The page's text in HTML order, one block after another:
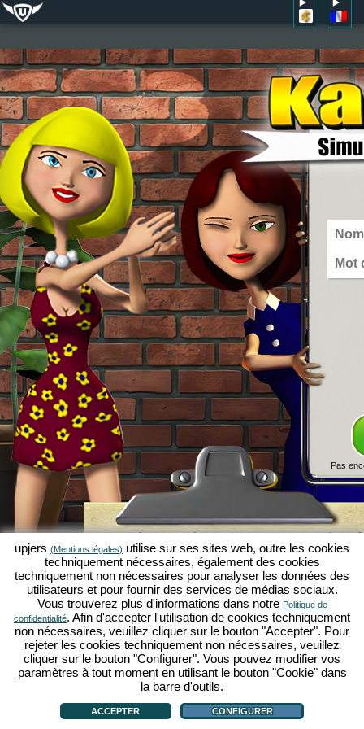
Pas
Simulation économique
jeux par navigateur d'upjers
Kapilands fait partie des meilleursjeux par
véritable jeu rétropour les fans de simulations
upjers, il a été élu "MMO of the Year" et
fans dejeux stratégiques en ligne. Ici, tu peux
économique en tant qu'entrepreneur et faire
simulations économiques!
upjers (Mentions légales) utilise sur ses sites web, outre les cookies
techniquement nécessaires, également des cookies
techniquement non nécessaires pour analyser les données des
utilisateurs et pour fournir des services de médias sociaux.
Vous trouverez plus d'informations dans notre Politique de
confidentialité. Afin d'accepter l'utilisation de cookies techniquement
non nécessaires, veuillez cliquer sur le bouton "Accepter". Pour
rejeter les cookies techniquement non nécessaires, veuillez
cliquer sur le bouton "Configurer". Vous pouvez modifier vos
paramètres à tout moment en utilisant le bouton "Cookie" dans
la barre d'outils.
ACCEPTER CONFIGURER